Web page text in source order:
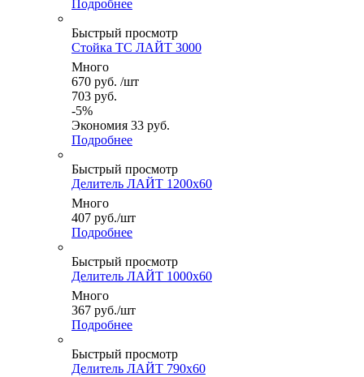
Подробнее
Быстрый просмотр
Стойка ТС ЛАЙТ 3000
Много
670 руб. /шт
703 руб.
-5%
Экономия 33 руб.
Подробнее
Быстрый просмотр
Делитель ЛАЙТ 1200x60
Много
407 руб./шт
Подробнее
Быстрый просмотр
Делитель ЛАЙТ 1000x60
Много
367 руб./шт
Подробнее
Быстрый просмотр
Делитель ЛАЙТ 790x60